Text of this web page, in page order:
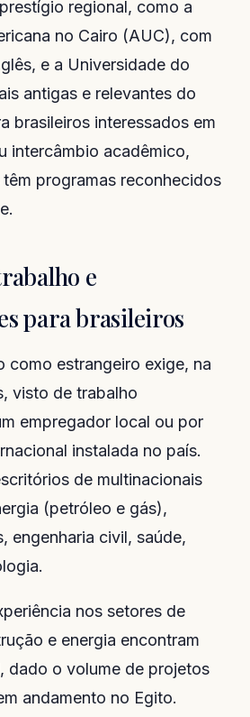
regional, como a
no Cairo (AUC), com
e a Universidade do
antigas e relevantes do
brasileiros interessados em
intercâmbio acadêmico,
programas reconhecidos
e
para brasileiros
como estrangeiro exige, na
visto de trabalho
empregador local ou por
instalada no país.
de multinacionais
(petróleo e gás),
engenharia civil, saúde,
nos setores de
e energia encontram
dado o volume de projetos
andamento no Egito.